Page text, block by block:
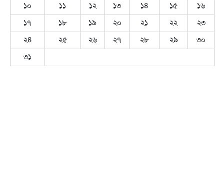
১০
১১ ১২ ১৩ ১৪ ১৫
১৬
১৭
১৮ ১৯ ২০ ২১ ২২
২৩
২৪
২৫ ২৬ ২৭ ২৮ ২৯
৩০
৩১